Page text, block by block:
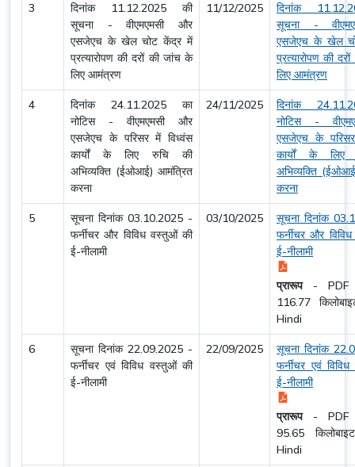
3
दिनांक 11.12.2025 की
सूचना - वीएमएमसी और
एसजेएच के खेल चोट केंद्र में
प्रत्यारोपण की दरों की जांच के
लिए आमंत्रण
11/12/2025
दिनांक
सूचना -
एसजेएच के खेल
प्रत्यारोपण की
लिए आमंत्रण
4
दिनांक 24.11.2025 का
नोटिस - वीएमएमसी और
एसजेएच के परिसर में विध्वंस
कार्यों के लिए रुचि की
अभिव्यक्ति (ईओआई) आमंत्रित
करना
24/11/2025
दिनांक
नोटिस -
एसजेएच के
कार्यों के
अभिव्यक्ति
करना
5
सूचना दिनांक 03.10.2025 -
फर्नीचर और विविध वस्तुओं की
ई-नीलामी
03/10/2025
सूचना दिनांक
फर्नीचर और
ई-नीलामी
प्रारूप- PDF
116.77
Hindi
6
सूचना दिनांक 22.09.2025 -
फर्नीचर एवं विविध वस्तुओं की
ई-नीलामी
22/09/2025
सूचना दिनांक
फर्नीचर एवं
ई-नीलामी
प्रारूप- PDF
95.65
Hindi